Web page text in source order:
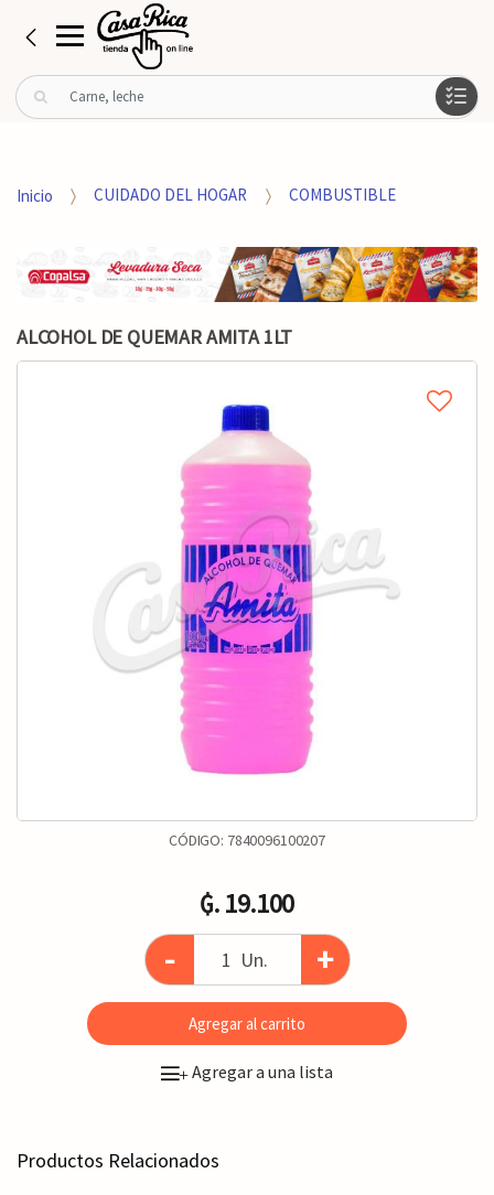
B
u
rInicio CUIDADO DEL HOGAR COMBUSTIBLE
ALCOHOL DE QUEMAR AMITA 1LT
CÓDIGO: 7840096100207
₲. 19.100
- Un. +
Agregar al carrito
+Agregar a una lista
Productos Relacionados